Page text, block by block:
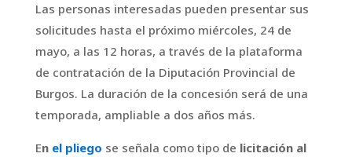
Las personas interesadas pueden presentar sus
solicitudes hasta el próximo miércoles, 24 de
mayo, a las 12 horas, a través de la plataforma
de contratación de la Diputación Provincial de
Burgos. La duración de la concesión será de una
temporada, ampliable a dos años más.
Enel pliego se señala como tipo de licitación al